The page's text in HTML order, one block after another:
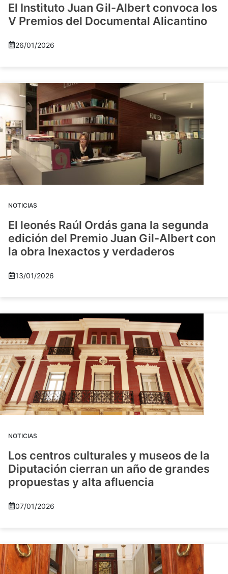
El Instituto Juan Gil-Albert convoca los
V Premios del Documental Alicantino
26/01/2026
NOTICIAS
El leonés Raúl Ordás gana la segunda
edición del Premio Juan Gil-Albert con
la obra Inexactos y verdaderos
13/01/2026
NOTICIAS
Los centros culturales y museos de la
Diputación cierran un año de grandes
propuestas y alta afluencia
07/01/2026